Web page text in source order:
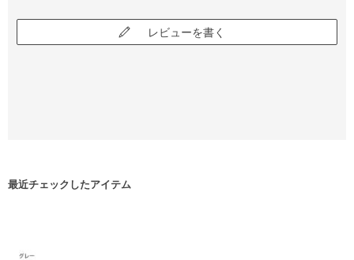
レビューを書く
最近チェックしたアイテム